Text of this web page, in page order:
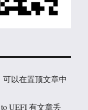
可以在置顶文章中
UEFI 有文章丢